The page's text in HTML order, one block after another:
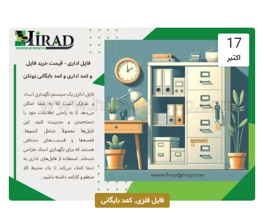
17
اکتبر
فایل فلزی,کمد بایگانی